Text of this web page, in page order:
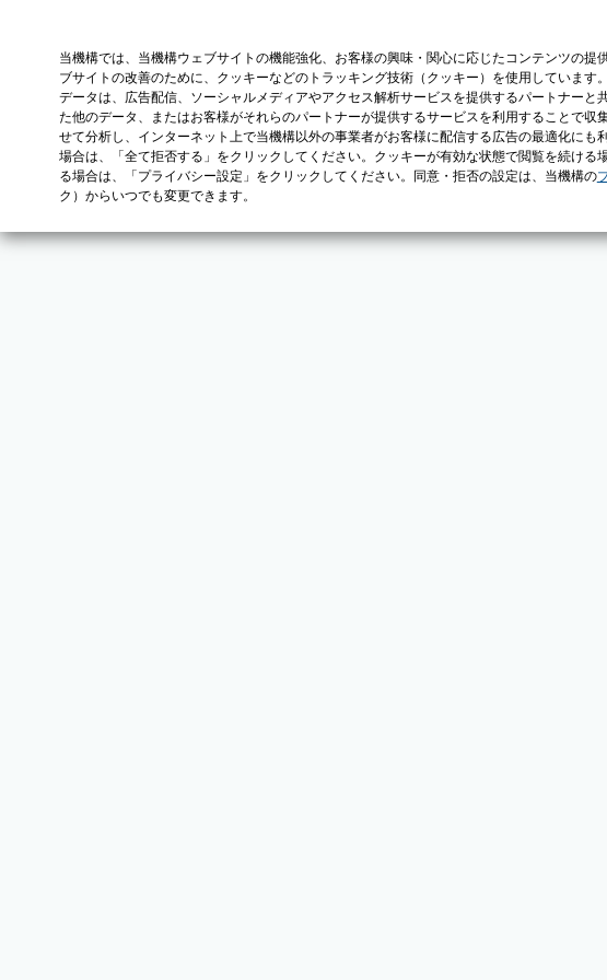
当機構では、当機構ウェブサイトの機能強化、お客様の興味・関心に応じたコンテンツの
ブサイトの改善のために、クッキーなどのトラッキング技術（クッキー）を使用していま
データは、広告配信、ソーシャルメディアやアクセス解析サービスを提供するパートナー
た他のデータ、またはお客様がそれらのパートナーが提供するサービスを利用することで
せて分析し、インターネット上で当機構以外の事業者がお客様に配信する広告の最適化に
場合は、「全て拒否する」をクリックしてください。クッキーが有効な状態で閲覧を続け
る場合は、「プライバシー設定」をクリックしてください。同意・拒否の設定は、当機構の
ク）からいつでも変更できます。